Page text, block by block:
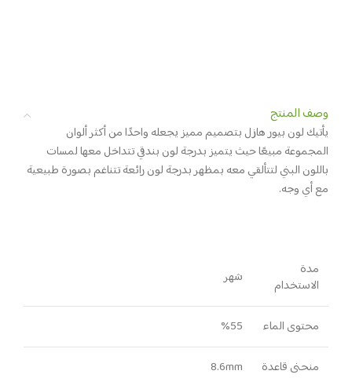
وصف المنتج
يأتيك لون بيور هازل بتصميم مميز يجعله واحدًا من أكثر ألوان
المجموعة مبيعًا حيث يتميز بدرجة لون بندقي تتداخل معها لمسات
باللون البني لتتألقي معه بمظهر بدرجة لون رائعة تتناغم بصورة طبيعية
مع أي وجه.
مدة
الاستخدام
شهر
محتوى الماء 55‏%
منحنى قاعدة 8.6mm